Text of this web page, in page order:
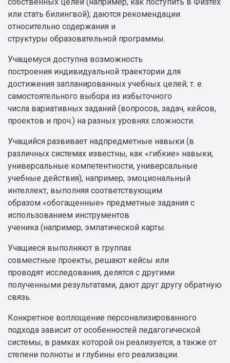
или стать билингвой); даются рекомендации
относительно содержания и
структуры образовательной программы.
Учащемуся доступна возможность
построения индивидуальной траектории для
достижения запланированных учебных целей; т. е.
самостоятельного выбора из избыточного
числа вариативных заданий (вопросов, задач, кейсов,
проектов и проч.) на разных уровнях сложности.
Учащийся развивает надпредметные навыки (в
различных системах известны, как «‎гибкие»‎ навыки,
универсальные компетентности, универсальные
учебные действия), например, эмоциональный
интеллект, выполняя соответствующим
образом «обогащенные»‎ предметные задания с
использованием инструментов
ученика (например, эмпатической карты.
Учащиеся выполняют в группах
совместные проекты, решают кейсы или
проводят исследования, делятся с другими
полученными результатами, дают друг другу обратную
связь.
Конкретное воплощение персонализированного
подхода зависит от особенностей педагогической
системы, в рамках которой он реализуется, а также от
степени полноты и глубины его реализации.